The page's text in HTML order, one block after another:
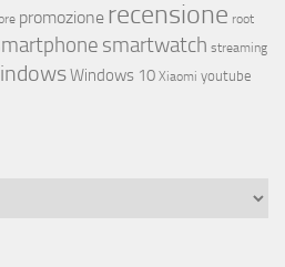
promozione recensione root
smartwatch streaming
Windows 10 Xiaomi youtube